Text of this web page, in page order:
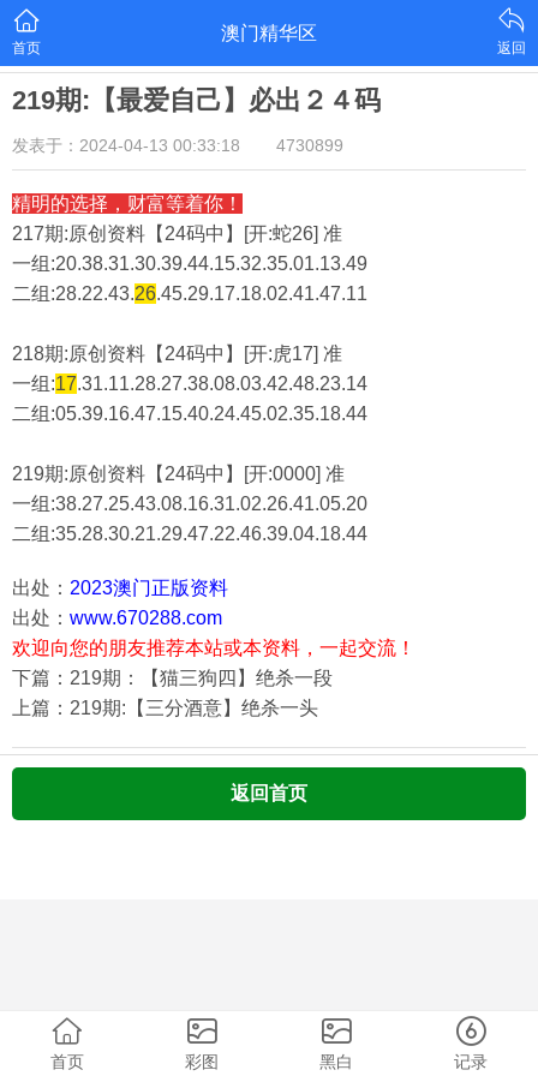
首页
澳门精华区
返回
219期:【最爱自己】必出２４码
发表于：2024-04-13 00:33:18 4730899
精明的选择，财富等着你！
217期:原创资料【24码中】[开:蛇26] 准
一组:20.38.31.30.39.44.15.32.35.01.13.49
二组:28.22.43.26.45.29.17.18.02.41.47.11
218期:原创资料【24码中】[开:虎17] 准
一组:17.31.11.28.27.38.08.03.42.48.23.14
二组:05.39.16.47.15.40.24.45.02.35.18.44
219期:原创资料【24码中】[开:0000] 准
一组:38.27.25.43.08.16.31.02.26.41.05.20
二组:35.28.30.21.29.47.22.46.39.04.18.44
出处： 2023澳门正版资料
出处： www.670288.com
欢迎向您的朋友推荐本站或本资料，一起交流！
下篇：219期：【猫三狗四】绝杀一段
上篇：219期:【三分酒意】绝杀一头
返回首页
首页 彩图 黑白 记录